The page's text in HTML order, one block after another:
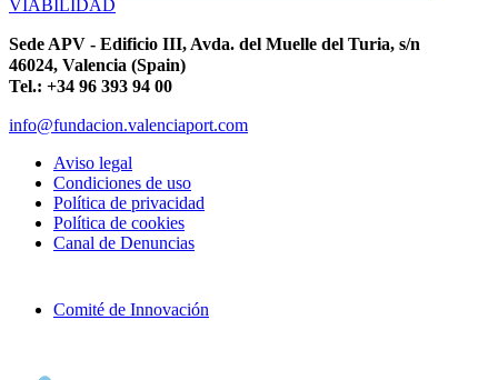
VIABILIDAD
Sede APV - Edificio III, Avda. del Muelle del Turia, s/n
46024, Valencia (Spain)
Tel.: +34 96 393 94 00
info@fundacion.valenciaport.com
Aviso legal
Condiciones de uso
Política de privacidad
Política de cookies
Canal de Denuncias
Comité de Innovación